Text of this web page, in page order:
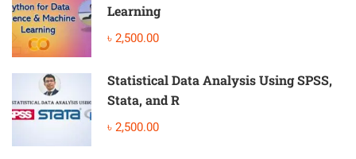
Learning
৳ 2,500.00
Statistical Data Analysis Using SPSS,
Stata, and R
৳ 2,500.00